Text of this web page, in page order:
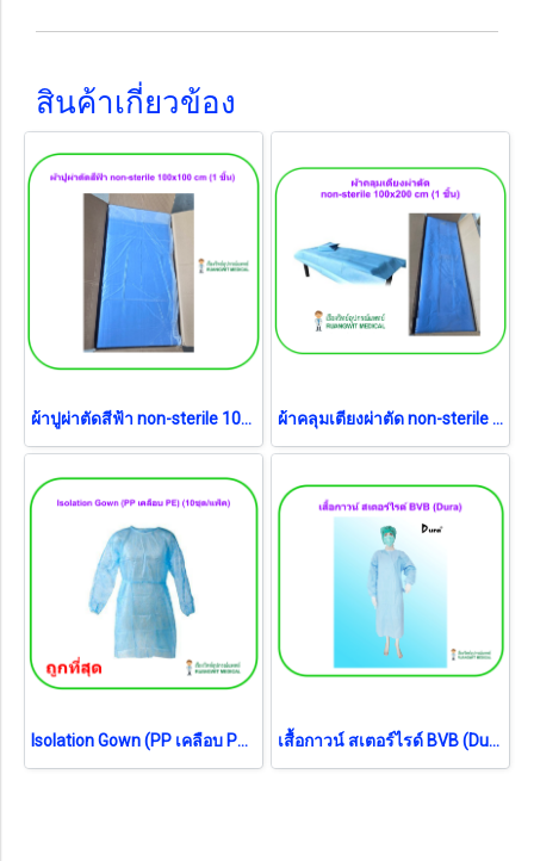
สินค้าเกี่ยวข้อง
ผ้าปูผ่าตัดสีฟ้า non-sterile 100x100 cm (1 ชิ้น) ผ้าคลุมเตียงผ่าตัด non-sterile 100x200 cm (1 ชิ้น)
Isolation Gown (PP เคลือบ PE) (10ชุด/แพ็ค) เสื้อกาวน์ เสื้อกาวน์ สเตอร์ไรด์ BVB (Dura)